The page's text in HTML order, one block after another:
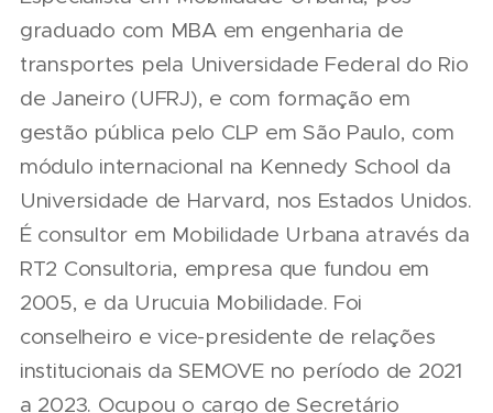
graduado com MBA em engenharia de
transportes pela Universidade Federal do Rio
de Janeiro (UFRJ), e com formação em
gestão pública pelo CLP em São Paulo, com
módulo internacional na Kennedy School da
Universidade de Harvard, nos Estados Unidos.
É consultor em Mobilidade Urbana através da
RT2 Consultoria, empresa que fundou em
2005, e da Urucuia Mobilidade. Foi
conselheiro e vice-presidente de relações
institucionais da SEMOVE no período de 2021
a 2023. Ocupou o cargo de Secretário